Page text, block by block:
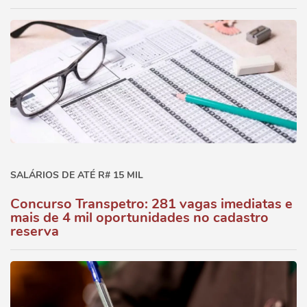
SALÁRIOS DE ATÉ R# 15 MIL
Concurso Transpetro: 281 vagas imediatas e
mais de 4 mil oportunidades no cadastro
reserva